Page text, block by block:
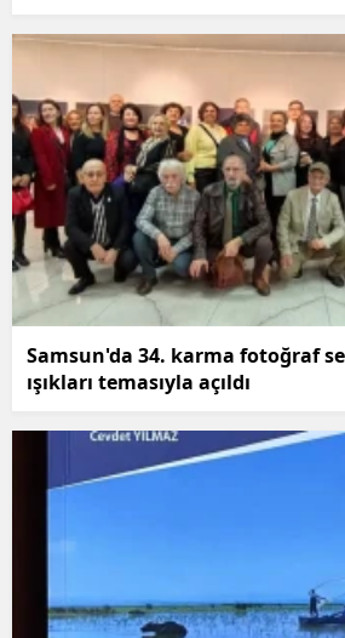
Samsun'da 34. karma fotoğraf
ışıkları temasıyla açıldı